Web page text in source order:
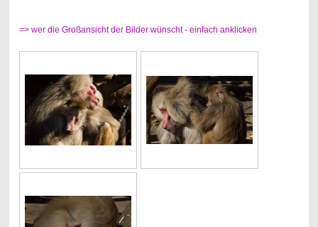
=> wer die Großansicht der Bilder wünscht - einfach anklicken